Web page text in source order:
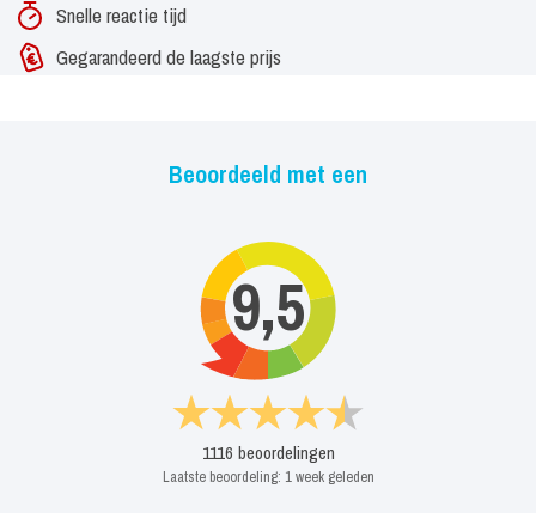
Snelle reactie tijd
Gegarandeerd de laagste prijs
Beoordeeld met een
9,5
1116 beoordelingen
Laatste beoordeling: 1 week geleden